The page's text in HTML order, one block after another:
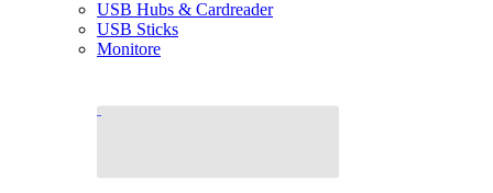
USB Hubs & Cardreader
USB Sticks
Monitore